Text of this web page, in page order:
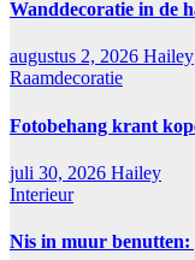
Wanddecoratie in de
augustus 2, 2026 Hailey
Raamdecoratie
Fotobehang krant
juli 30, 2026 Hailey
Interieur
Nis in muur benutten: